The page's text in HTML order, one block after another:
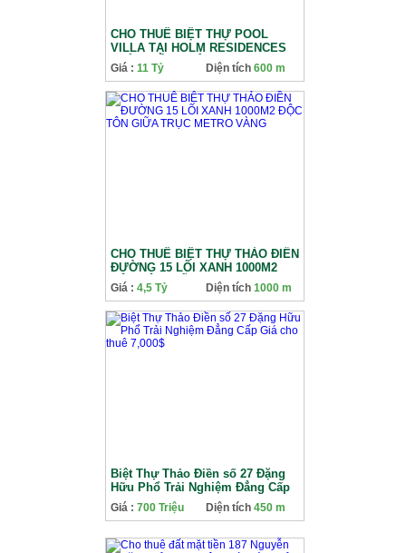
CHO THUÊ BIỆT THỰ POOL
VILLA TẠI HOLM RESIDENCES
THẢO ĐIỀN QUẬN 2
Giá : 11 Tỷ Diện tích 600 m
CHO THUÊ BIỆT THỰ THẢO ĐIỀN
ĐƯỜNG 15 LÕI XANH 1000M2
ĐỘC TÔN GIỮA TRỤC METRO
VÀNG
Giá : 4,5 Tỷ Diện tích 1000 m
Biệt Thự Thảo Điền số 27 Đặng
Hữu Phổ Trải Nghiệm Đẳng Cấp
Giá cho thuê 7,000$
Giá : 700 Triệu Diện tích 450 m